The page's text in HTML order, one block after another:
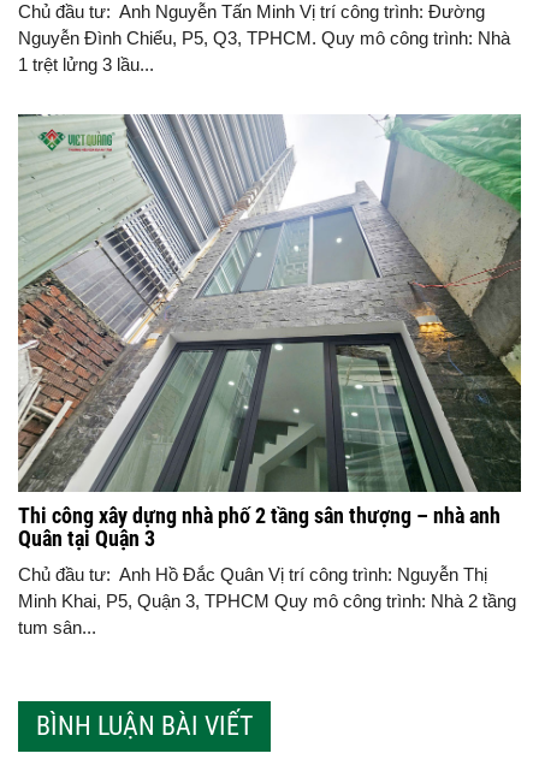
Chủ đầu tư: Anh Nguyễn Tấn Minh Vị trí công trình: Đường
Nguyễn Đình Chiểu, P5, Q3, TPHCM. Quy mô công trình: Nhà
1 trệt lửng 3 lầu...
Thi công xây dựng nhà phố 2 tầng sân thượng – nhà anh
Quân tại Quận 3
Chủ đầu tư: Anh Hồ Đắc Quân Vị trí công trình: Nguyễn Thị
Minh Khai, P5, Quận 3, TPHCM Quy mô công trình: Nhà 2 tầng
tum sân...
BÌNH LUẬN BÀI VIẾT